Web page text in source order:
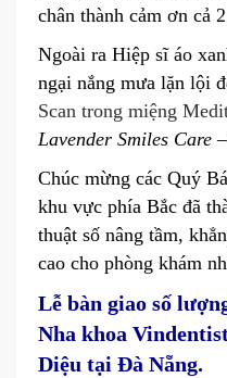
chân thành cảm ơn cả
Ngoài ra Hiệp sĩ áo
ngại nắng mưa lặn lội
Scan trong miệng
Lavender Smiles Care
Chúc mừng các Quý
khu vực phía Bắc đã
thuật số nâng tầm,
cao cho phòng khám
Lễ bàn giao số
Nha khoa
Diệu tại Đà Nẵng.